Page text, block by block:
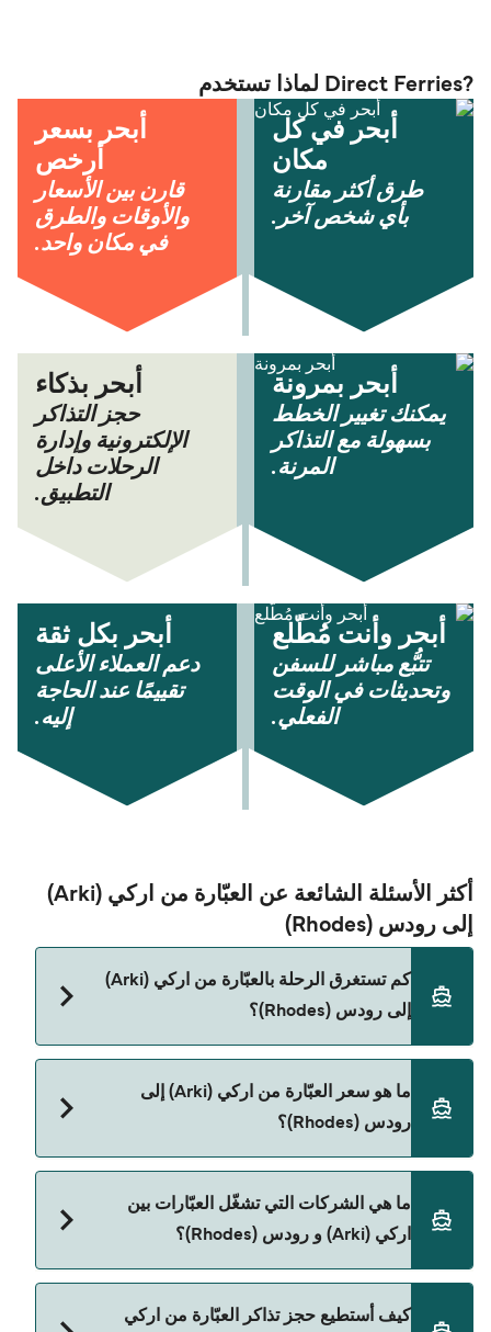
?Direct Ferries لماذا تستخدم
أبحر في كل
مكان
طرق أكثر مقارنة
بأي شخص آخر.
أبحر بسعر
أرخص
قارن بين الأسعار
والأوقات والطرق
في مكان واحد.
أبحر بمرونة
يمكنك تغيير الخطط
بسهولة مع التذاكر
المرنة.
أبحر بذكاء
حجز التذاكر
الإلكترونية وإدارة
الرحلات داخل
التطبيق.
أبحر وأنت مُطّلع
تتبُّع مباشر للسفن
وتحديثات في الوقت
الفعلي.
أبحر بكل ثقة
دعم العملاء الأعلى
تقييمًا عند الحاجة
إليه.
أكثر الأسئلة الشائعة عن العبّارة من اركي (Arki)
إلى رودس (Rhodes)
كم تستغرق الرحلة بالعبّارة من اركي (Arki)
إلى رودس (Rhodes)؟
تقريباً 7 ساعات 50 دقائق. مدة الإبحار ممكن تختلف
حسب الموسم والشركة، لذلك ننصحك بمراجعة الأوقات
المباشرة باستخدام Direct Ferries Deal Finder.
ما هو سعر العبّارة من اركي (Arki) إلى
رودس (Rhodes)؟
حسب الموسم. متوسط سعر الرحلة هو 1٬513٫75
ما هي الشركات التي تشغّل العبّارات بين
اركي (Arki) و رودس (Rhodes)؟
كيف أستطيع حجز تذاكر العبّارة من اركي